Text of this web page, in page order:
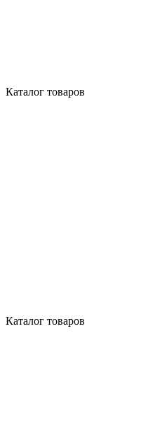
Каталог товаров
Каталог товаров